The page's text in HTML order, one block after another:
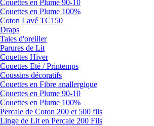
Couettes en Plume 90-10
Couettes en Plume 100%
Coton Lavé TC150
Draps
Taies d'oreiller
Parures de Lit
Couettes Hiver
Couettes Eté / Printemps
Coussins décoratifs
Couettes en Fibre anallergique
Couettes en Plume 90-10
Couettes en Plume 100%
Percale de Coton 200 et 500 fils
Linge de Lit en Percale 200 Fils